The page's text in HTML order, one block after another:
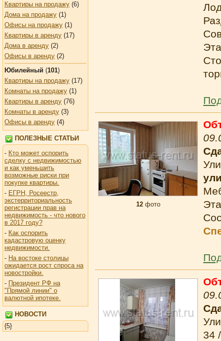
Квартиры на продажу (6)
Дома на продажу (1)
Офисы на продажу (1)
Квартиры в аренду (17)
Дома в аренду (2)
Офисы в аренду (2)
Юбилейный (101)
Квартиры на продажу (17)
Комнаты на продажу (1)
Квартиры в аренду (76)
Комнаты в аренду (3)
Офисы в аренду (4)
ПОЛЕЗНЫЕ СТАТЬИ
- Кто может оспорить
сделку с недвижимостью
и как уменьшить
возможные риски при
покупке квартиры.
- ЕГРН, Росеестр,
экстерриториальность
регистрации прав на
недвижимость - что нового
в 2017 году?
- Как оспорить
кадастровую оценку
недвижимости.
- На востоке столицы
ожидается рост спроса на
новостройки.
- Президент РФ на
"Прямой линии" о
валютной ипотеке.
НОВОСТИ
{5}
12фото
34